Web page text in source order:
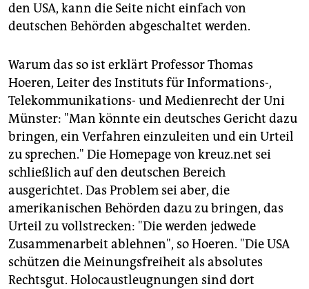
den USA, kann die Seite nicht einfach von
deutschen Behörden abgeschaltet werden.
Warum das so ist erklärt Professor Thomas
Hoeren, Leiter des Instituts für Informations-,
Telekommunikations- und Medienrecht der Uni
Münster: "Man könnte ein deutsches Gericht dazu
bringen, ein Verfahren einzuleiten und ein Urteil
zu sprechen." Die Homepage von kreuz.net sei
schließlich auf den deutschen Bereich
ausgerichtet. Das Problem sei aber, die
amerikanischen Behörden dazu zu bringen, das
Urteil zu vollstrecken: "Die werden jedwede
Zusammenarbeit ablehnen", so Hoeren. "Die USA
schützen die Meinungsfreiheit als absolutes
Rechtsgut. Holocaustleugnungen sind dort